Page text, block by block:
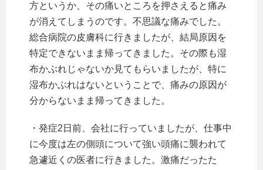
方というか、その痛いところを押さえると痛み
が消えてしまうのです。不思議な痛みでした。
総合病院の皮膚科に行きましたが、結局原因を
特定できないまま帰ってきました。その際も湿
布かぶれじゃないか見てもらいましたが、特に
湿布かぶれはないということで、痛みの原因が
分からないまま帰ってきました。
・発症2日前、会社に行っていましたが、仕事中
に今度は左の側頭について強い頭痛に襲われて
急遽近くの医者に行きました。激痛だったた